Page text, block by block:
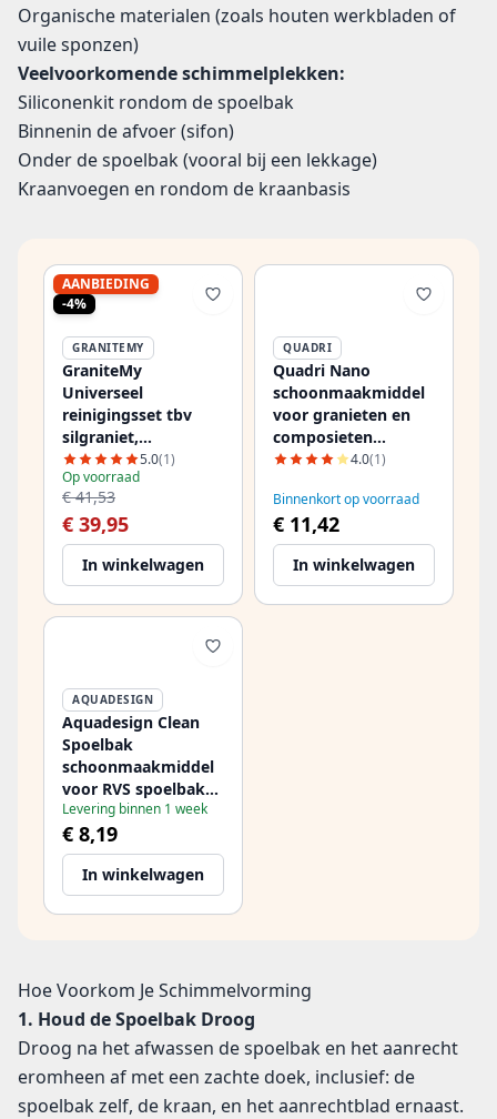
Organische materialen (zoals houten werkbladen of
vuile sponzen)
Veelvoorkomende schimmelplekken:
Siliconenkit rondom de spoelbak
Binnenin de afvoer (sifon)
Onder de spoelbak (vooral bij een lekkage)
Kraanvoegen en rondom de kraanbasis
AANBIEDING
-4%
GRANITEMY
GraniteMy
Universeel
reinigingsset tbv
silgraniet,
regigraniet,
fragraniet en quartz
1208952866
5.0(1)
Op voorraad
€ 41,53
€ 39,95
In winkelwagen
QUADRI
Quadri Nano
schoonmaakmiddel
voor granieten en
composieten
spoelbakken 250ml
4.0(1)
Binnenkort op voorraad
€ 11,42
In winkelwagen
AQUADESIGN
Aquadesign Clean
Spoelbak
schoonmaakmiddel
voor RVS spoelbak
1208958218
Levering binnen 1 week
€ 8,19
In winkelwagen
Hoe Voorkom Je Schimmelvorming
1. Houd de Spoelbak Droog
Droog na het afwassen de spoelbak en het aanrecht
eromheen af met een zachte doek, inclusief: de
spoelbak zelf, de kraan, en het aanrechtblad ernaast.